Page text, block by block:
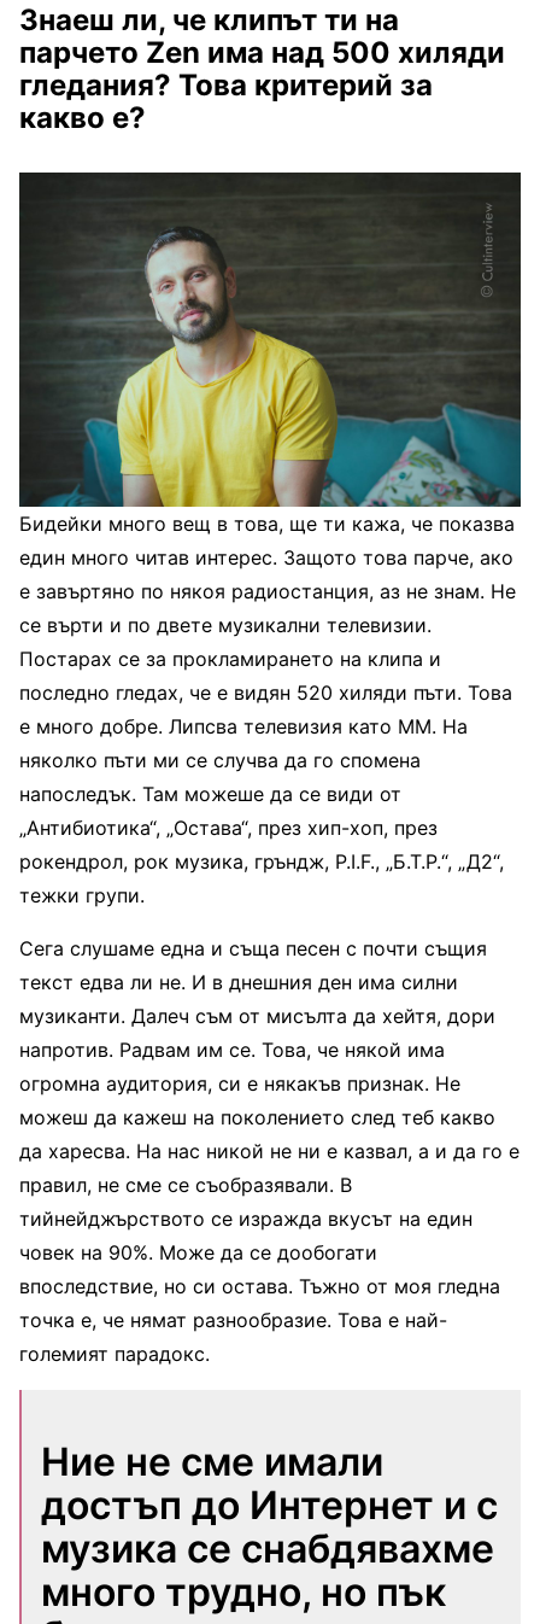
Знаеш ли, че клипът ти на
парчето Zen има над 500 хиляди
гледания? Това критерий за
какво е?
Бидейки много вещ в това, ще ти кажа, че показва
един много читав интерес. Защото това парче, ако
е завъртяно по някоя радиостанция, аз не знам. Не
се върти и по двете музикални телевизии.
Постарах се за прокламирането на клипа и
последно гледах, че е видян 520 хиляди пъти. Това
е много добре. Липсва телевизия като MM. На
няколко пъти ми се случва да го спомена
напоследък. Там можеше да се види от
„Антибиотика“, „Остава“, през хип-хоп, през
рокендрол, рок музика, гръндж, P.I.F., „Б.Т.Р.“, „Д2“,
тежки групи.
Сега слушаме една и съща песен с почти същия
текст едва ли не. И в днешния ден има силни
музиканти. Далеч съм от мисълта да хейтя, дори
напротив. Радвам им се. Това, че някой има
огромна аудитория, си е някакъв признак. Не
можеш да кажеш на поколението след теб какво
да харесва. На нас никой не ни е казвал, а и да го е
правил, не сме се съобразявали. В
тийнейджърството се изражда вкусът на един
човек на 90%. Може да се дообогати
впоследствие, но си остава. Тъжно от моя гледна
точка е, че нямат разнообразие. Това е най-
големият парадокс.
Ние не сме имали
достъп до Интернет и с
музика се снабдявахме
много трудно, но пък